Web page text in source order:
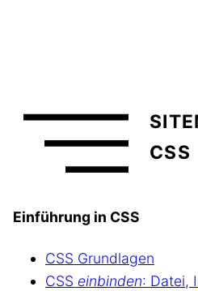
CSS
Einführung in CSS
CSS Grundlagen
CSS einbinden: Datei,